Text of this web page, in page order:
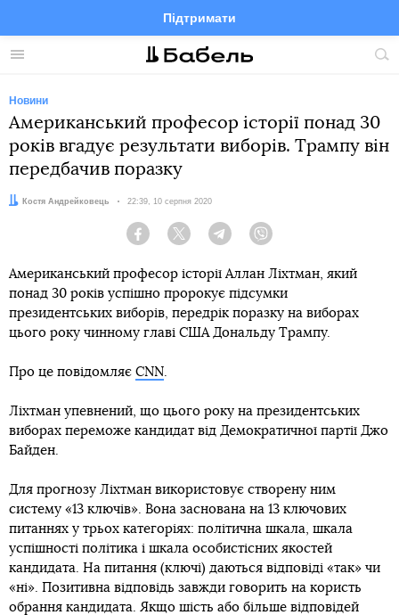
Меню
Підтримати
FacebookTelegramTwitter
Новини
Американський професор історії понад 30
років вгадує результати виборів. Трампу він
передбачив поразку
Автор:Костя Андрейковець Дата:
22:39, 10 серпня 2020
Facebook Twitter Telegram
Американський професор історії Аллан Ліхтман, який
понад 30 років успішно пророкує підсумки
президентських виборів, передрік поразку на виборах
цього року чинному главі США Дональду Трампу.
Про це повідомляє CNN.
Ліхтман упевнений, що цього року на президентських
виборах переможе кандидат від Демократичної партії Джо
Байден.
Для прогнозу Ліхтман використовує створену ним
систему «13 ключів». Вона заснована на 13 ключових
питаннях у трьох категоріях: політична шкала, шкала
успішності політика і шкала особистісних якостей
кандидата. На питання (ключі) даються відповіді «так» чи
«ні». Позитивна відповідь завжди говорить на користь
обрання кандидата. Якщо шість або більше відповідей